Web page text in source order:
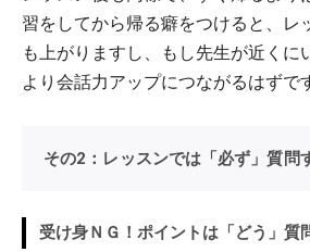
習をしてから帰る癖をつけると、レ
も上がりますし、もし先生が近くに
より会話力アップにつながるはずで
その2：レッスンでは「必ず」質問
受け身ＮＧ！ポイントは「どう」質